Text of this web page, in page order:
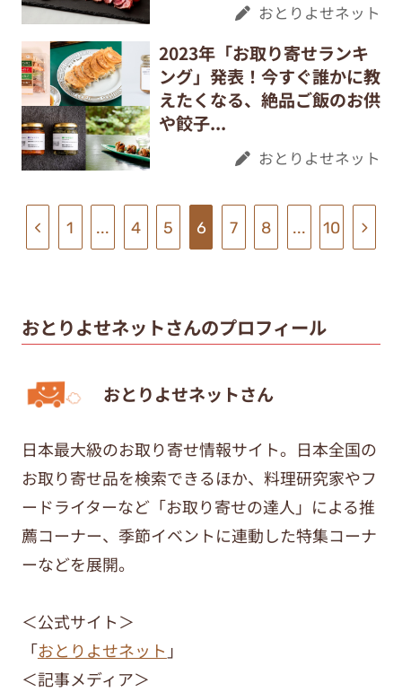
おとりよせネット
2023年「お取り寄せランキ
ング」発表！今すぐ誰かに教
えたくなる、絶品ご飯のお供
や餃子...
おとりよせネット
1 ... 4 5 6 7 8 ... 10
おとりよせネットさんのプロフィール
おとりよせネットさん
日本最大級のお取り寄せ情報サイト。日本全国の
お取り寄せ品を検索できるほか、料理研究家やフ
ードライターなど「お取り寄せの達人」による推
薦コーナー、季節イベントに連動した特集コーナ
ーなどを展開。
＜公式サイト＞
「おとりよせネット 」
＜記事メディア＞